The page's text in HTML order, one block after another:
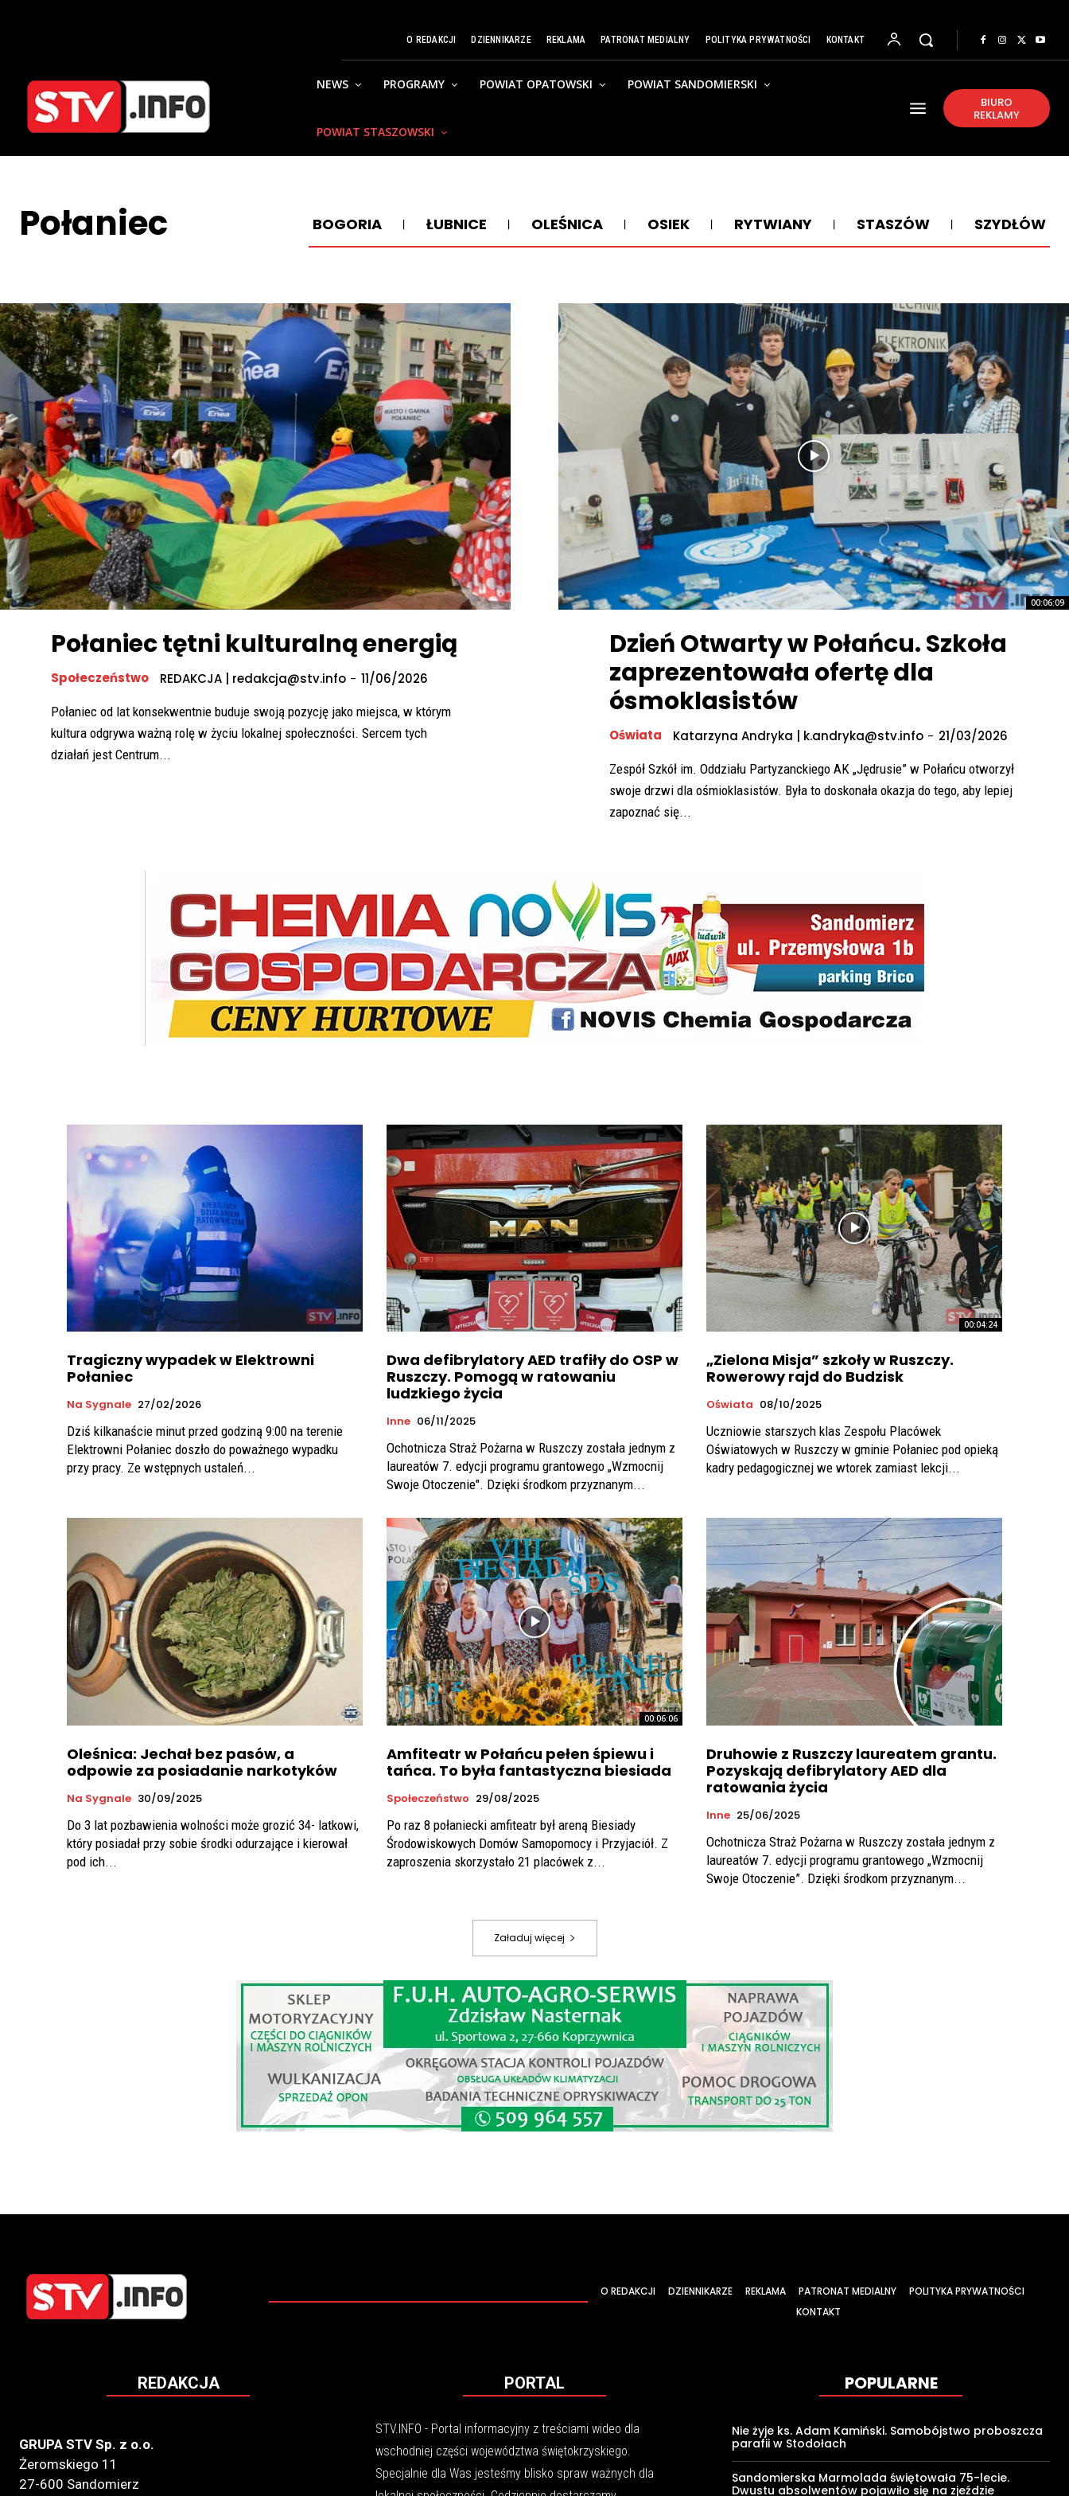
O REDAKCJI DZIENNIKARZE REKLAMA PATRONAT MEDIALNY POLITYKA PRYWATNOŚCI KONTAKT
NEWS PROGRAMY POWIAT OPATOWSKI POWIAT SANDOMIERSKI
POWIAT STASZOWSKI
BIURO
REKLAMY
Połaniec BOGORIA ŁUBNICE OLEŚNICA OSIEK RYTWIANY STASZÓW SZYDŁÓW
Połaniec tętni kulturalną energią
Społeczeństwo REDAKCJA | redakcja@stv.info - 11/06/2026
Połaniec od lat konsekwentnie buduje swoją pozycję jako miejsca, w którym
kultura odgrywa ważną rolę w życiu lokalnej społeczności. Sercem tych
działań jest Centrum...
00:06:09
Dzień Otwarty w Połańcu. Szkoła
zaprezentowała ofertę dla
ósmoklasistów
Oświata Katarzyna Andryka | k.andryka@stv.info - 21/03/2026
Zespół Szkół im. Oddziału Partyzanckiego AK „Jędrusie” w Połańcu otworzył
swoje drzwi dla ośmioklasistów. Była to doskonała okazja do tego, aby lepiej
zapoznać się...
Tragiczny wypadek w Elektrowni
Połaniec
Na Sygnale 27/02/2026
Dziś kilkanaście minut przed godziną 9:00 na terenie
Elektrowni Połaniec doszło do poważnego wypadku
przy pracy. Ze wstępnych ustaleń...
Dwa defibrylatory AED trafiły do OSP w
Ruszczy. Pomogą w ratowaniu
ludzkiego życia
Inne 06/11/2025
Ochotnicza Straż Pożarna w Ruszczy została jednym z
laureatów 7. edycji programu grantowego „Wzmocnij
Swoje Otoczenie". Dzięki środkom przyznanym...
00:04:24
„Zielona Misja” szkoły w Ruszczy.
Rowerowy rajd do Budzisk
Oświata 08/10/2025
Uczniowie starszych klas Zespołu Placówek
Oświatowych w Ruszczy w gminie Połaniec pod opieką
kadry pedagogicznej we wtorek zamiast lekcji...
Oleśnica: Jechał bez pasów, a
odpowie za posiadanie narkotyków
Na Sygnale 30/09/2025
Do 3 lat pozbawienia wolności może grozić 34- latkowi,
który posiadał przy sobie środki odurzające i kierował
pod ich...
00:06:06
Amfiteatr w Połańcu pełen śpiewu i
tańca. To była fantastyczna biesiada
Społeczeństwo 29/08/2025
Po raz 8 połaniecki amfiteatr był areną Biesiady
Środowiskowych Domów Samopomocy i Przyjaciół. Z
zaproszenia skorzystało 21 placówek z...
Druhowie z Ruszczy laureatem grantu.
Pozyskają defibrylatory AED dla
ratowania życia
Inne 25/06/2025
Ochotnicza Straż Pożarna w Ruszczy została jednym z
laureatów 7. edycji programu grantowego „Wzmocnij
Swoje Otoczenie”. Dzięki środkom przyznanym...
Załaduj więcej
O REDAKCJI DZIENNIKARZE REKLAMA PATRONAT MEDIALNY
POLITYKA PRYWATNOŚCI
KONTAKT
REDAKCJA
GRUPA STV Sp. z o.o.
Żeromskiego 11
27-600 Sandomierz
PORTAL
STV.INFO - Portal informacyjny z treściami wideo dla
wschodniej części województwa świętokrzyskiego.
Specjalnie dla Was jesteśmy blisko spraw ważnych dla
POPULARNE
Nie żyje ks. Adam Kamiński. Samobójstwo proboszcza
parafii w Stodołach
Sandomierska Marmolada świętowała 75-lecie.
Dwustu absolwentów pojawiło się na zjeździe